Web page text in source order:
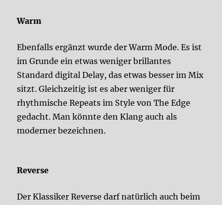
Warm
Ebenfalls ergänzt wurde der Warm Mode. Es ist
im Grunde ein etwas weniger brillantes
Standard digital Delay, das etwas besser im Mix
sitzt. Gleichzeitig ist es aber weniger für
rhythmische Repeats im Style von The Edge
gedacht. Man könnte den Klang auch als
moderner bezeichnen.
Reverse
Der Klassiker Reverse darf natürlich auch beim